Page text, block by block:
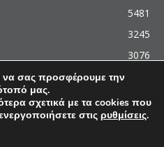
5481
3245
3076
AgrinioCulture.gr
the Google
να σας προσφέρουμε την
μας.
σχετικά με τα cookies που
στις ρυθμίσεις.